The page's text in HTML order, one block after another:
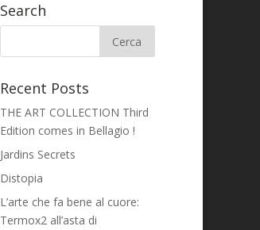
Search
Recent Posts
THE ART COLLECTION Third
Edition comes in Bellagio !
Jardins Secrets
Distopia
L’arte che fa bene al cuore:
Termox2 all’asta di